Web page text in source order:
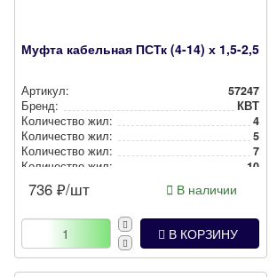
Муфта кабельная ПСТк (4-14) х 1,5-2,5
Артикул:
57247
Бренд:
КВТ
Количество жил:
4
Количество жил:
5
Количество жил:
7
Количество жил:
10
Количество жил:
Материал изделия:
Тер­моп­лас­тик негорючий
736 ₽/шт В наличии
В КОРЗИНУ